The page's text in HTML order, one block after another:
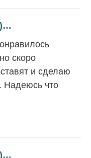
скоро
и сделаю
Надеюсь что